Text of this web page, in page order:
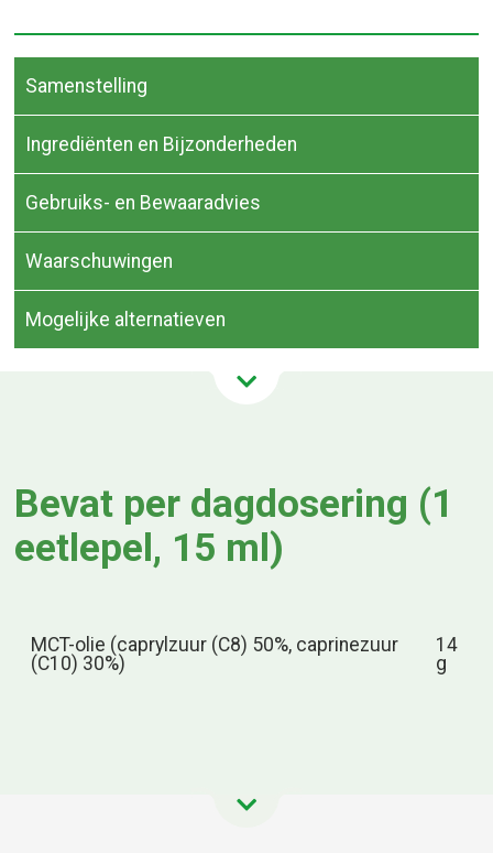
Samenstelling
Ingrediënten en Bijzonderheden
Gebruiks- en Bewaaradvies
Waarschuwingen
Mogelijke alternatieven
Bevat per dagdosering (1
eetlepel, 15 ml)
MCT-olie (caprylzuur (C8) 50%, caprinezuur
(C10) 30%)
14
g